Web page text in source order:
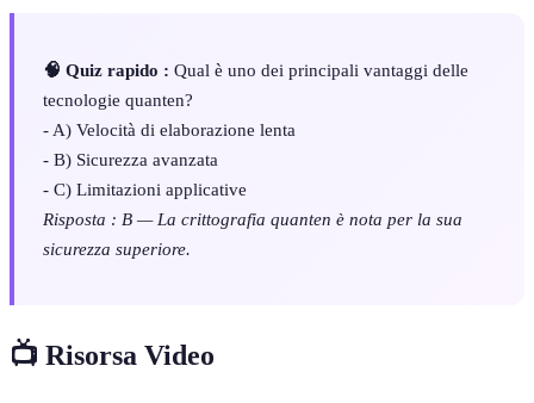
🧠 Quiz rapido : Qual è uno dei principali vantaggi delle
tecnologie quanten?
- A) Velocità di elaborazione lenta
- B) Sicurezza avanzata
- C) Limitazioni applicative
Risposta : B — La crittografia quanten è nota per la sua
sicurezza superiore.
📺 Risorsa Video